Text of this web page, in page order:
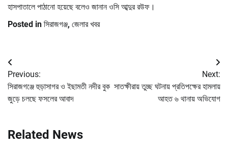
হাসপাতালে পাঠানো হয়েছে বলেও জানান ওসি আব্দুর রউফ।
Posted in সিরাজগঞ্জ, জেলার খবর
Post
navigation
Previous:
সিরাজগঞ্জে হুড়াসাগর ও ইছামতী নদীর বুক
জুড়ে চলছে ফসলের আবাদ
Next:
সাতক্ষীরায় তুচ্ছ ঘটনায় প্রতিপক্ষের হামলায়
আহত ৬ থানায় অভিযোগ
Related News